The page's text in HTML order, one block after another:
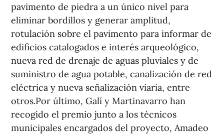
pavimento de piedra a un único nivel para
eliminar bordillos y generar amplitud,
rotulación sobre el pavimento para informar de
edificios catalogados e interés arqueológico,
nueva red de drenaje de aguas pluviales y de
suministro de agua potable, canalización de red
eléctrica y nueva señalización viaria, entre
otros.Por último, Galí y Martinavarro han
recogido el premio junto a los técnicos
municipales encargados del proyecto, Amadeo